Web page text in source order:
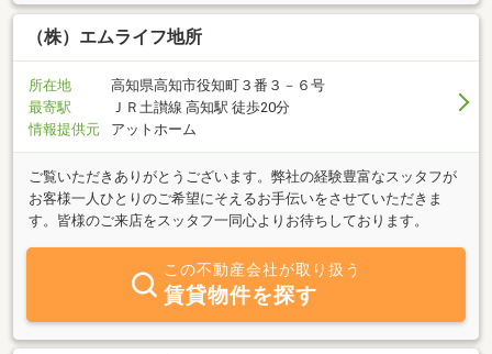
隠さず正直にご説明させて頂きます。またご売却や相続等のご相談
やアドバイス・ご提案もさせて頂いております。弊社は『正直』・
戚・親・兄弟』 だと思い、お客様の気持ちになって日々、仕事に
取り組んでいます。しつこい営業等は一切行っておりませんので、
お気軽に、ご相談・お問合せくださいませ。よろしくお願い致しま
（株）エムライフ地所
所在地
高知県高知市役知町３番３－６号
最寄駅
ＪＲ土讃線 高知駅 徒歩20分
情報提供元
アットホーム
ご覧いただきありがとうございます。弊社の経験豊富なスッタフが
お客様一人ひとりのご希望にそえるお手伝いをさせていただきま
す。皆様のご来店をスッタフ一同心よりお待ちしております。
この不動産会社が取り扱う
賃貸物件を探す